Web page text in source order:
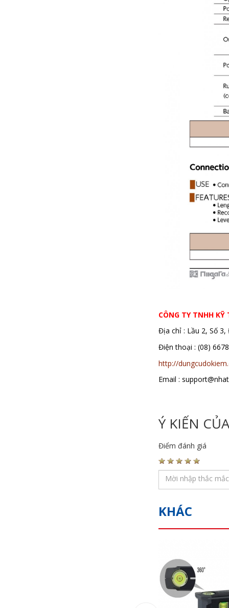
CÔNG TY TNHH
Địa chỉ : Lầu 2, Số
Điện thoại : (08)
http://
Email :
Ý KIẾN
Điểm đánh giá
KHÁC